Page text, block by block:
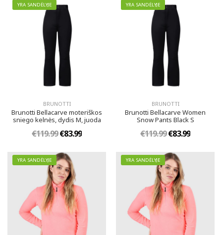
YRA SANDĖLYJE
BRUNOTTI
Brunotti Bellacarve moteriškos
sniego kelnės, dydis M, juoda
€119.99€83.99
YRA SANDĖLYJE
BRUNOTTI
Brunotti Bellacarve Women
Snow Pants Black S
€119.99€83.99
YRA SANDĖLYJE YRA SANDĖLYJE